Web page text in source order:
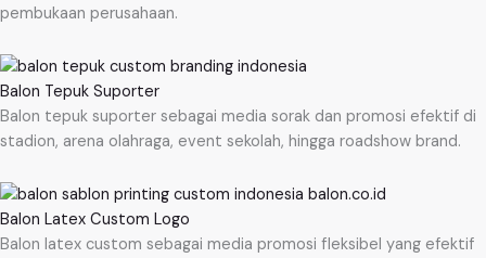
pembukaan perusahaan.
Balon Tepuk Suporter
Balon tepuk suporter sebagai media sorak dan promosi efektif di
stadion, arena olahraga, event sekolah, hingga roadshow brand.
Balon Latex Custom Logo
Balon latex custom sebagai media promosi fleksibel yang efektif